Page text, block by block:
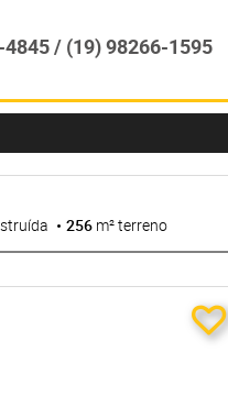
/ (19) 98266-1595
256 m² terreno